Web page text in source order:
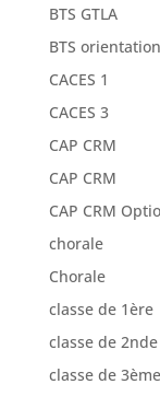
BTS GTLA
BTS orientation
CACES 1
CACES 3
CAP CRM
CAP CRM
CAP CRM
chorale
Chorale
classe de 1ère
classe de 2nde
classe de 3ème